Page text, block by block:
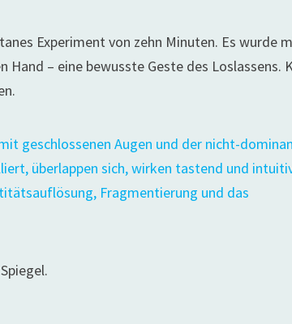
Experiment von zehn Minuten. Es wurde
– eine bewusste Geste des Loslassens.